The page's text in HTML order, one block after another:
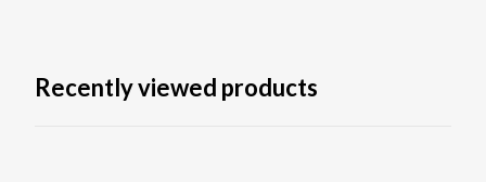
Recently viewed products